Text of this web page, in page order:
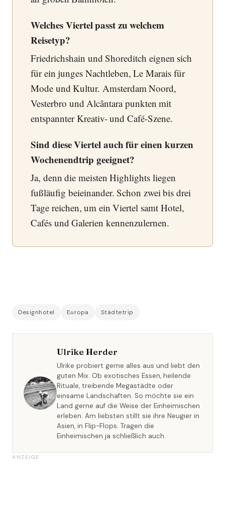
Welches Viertel passt zu welchem
Reisetyp?
Friedrichshain und Shoreditch eignen sich
für ein junges Nachtleben, Le Marais für
Mode und Kultur. Amsterdam Noord,
Vesterbro und Alcântara punkten mit
entspannter Kreativ- und Café-Szene.
Sind diese Viertel auch für einen kurzen
Wochenendtrip geeignet?
Ja, denn die meisten Highlights liegen
fußläufig beieinander. Schon zwei bis drei
Tage reichen, um ein Viertel samt Hotel,
Cafés und Galerien kennenzulernen.
Designhotel Europa Städtetrip
Ulrike Herder
Ulrike probiert gerne alles aus und liebt den
guten Mix. Ob exotisches Essen, heilende
Rituale, treibende Megastädte oder
einsame Landschaften. So möchte sie ein
Land gerne auf die Weise der Einheimischen
erleben. Am liebsten stillt sie ihre Neugier in
Asien, in Flip-Flops. Tragen die
Einheimischen ja schließlich auch.
ANZEIGE